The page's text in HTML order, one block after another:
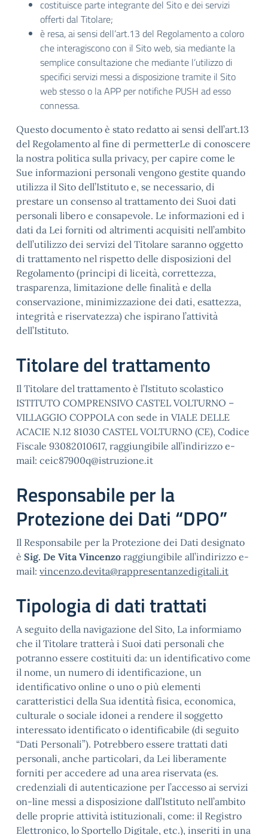
costituisce parte integrante del Sito e dei servizi
offerti dal Titolare;
è resa, ai sensi dell’art.13 del Regolamento a coloro
che interagiscono con il Sito web, sia mediante la
semplice consultazione che mediante l’utilizzo di
specifici servizi messi a disposizione tramite il Sito
web stesso o la APP per notifiche PUSH ad esso
connessa.
Questo documento è stato redatto ai sensi dell’art.13
del Regolamento al fine di permetterLe di conoscere
la nostra politica sulla privacy, per capire come le
Sue informazioni personali vengono gestite quando
utilizza il Sito dell’Istituto e, se necessario, di
prestare un consenso al trattamento dei Suoi dati
personali libero e consapevole. Le informazioni ed i
dati da Lei forniti od altrimenti acquisiti nell’ambito
dell’utilizzo dei servizi del Titolare saranno oggetto
di trattamento nel rispetto delle disposizioni del
Regolamento (principi di liceità, correttezza,
trasparenza, limitazione delle finalità e della
conservazione, minimizzazione dei dati, esattezza,
integrità e riservatezza) che ispirano l’attività
dell’Istituto.
Titolare del trattamento
Il Titolare del trattamento è l’Istituto scolastico
ISTITUTO COMPRENSIVO CASTEL VOLTURNO –
VILLAGGIO COPPOLA con sede in VIALE DELLE
ACACIE N.12 81030 CASTEL VOLTURNO (CE), Codice
Fiscale 93082010617, raggiungibile all’indirizzo e-
mail: ceic87900q@istruzione.it
Responsabile per la
Protezione dei Dati “DPO”
Il Responsabile per la Protezione dei Dati designato
è Sig. De Vita Vincenzo raggiungibile all’indirizzo e-
mail: vincenzo.devita@rappresentanzedigitali.it
Tipologia di dati trattati
A seguito della navigazione del Sito, La informiamo
che il Titolare tratterà i Suoi dati personali che
potranno essere costituiti da: un identificativo come
il nome, un numero di identificazione, un
identificativo online o uno o più elementi
caratteristici della Sua identità fisica, economica,
culturale o sociale idonei a rendere il soggetto
interessato identificato o identificabile (di seguito
“Dati Personali”). Potrebbero essere trattati dati
personali, anche particolari, da Lei liberamente
forniti per accedere ad una area riservata (es.
credenziali di autenticazione per l’accesso ai servizi
on-line messi a disposizione dall’Istituto nell’ambito
delle proprie attività istituzionali, come: il Registro
Elettronico, lo Sportello Digitale, etc.), inseriti in una